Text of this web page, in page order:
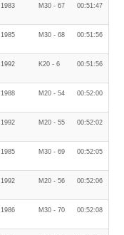
1983 M30 - 67 00:51:47
1985 M30 - 68 00:51:56
1992 K20 - 6 00:51:56
1988 M20 - 54 00:52:00
1992 M20 - 55 00:52:02
1985 M30 - 69 00:52:05
1992 M20 - 56 00:52:06
1986 M30 - 70 00:52:08